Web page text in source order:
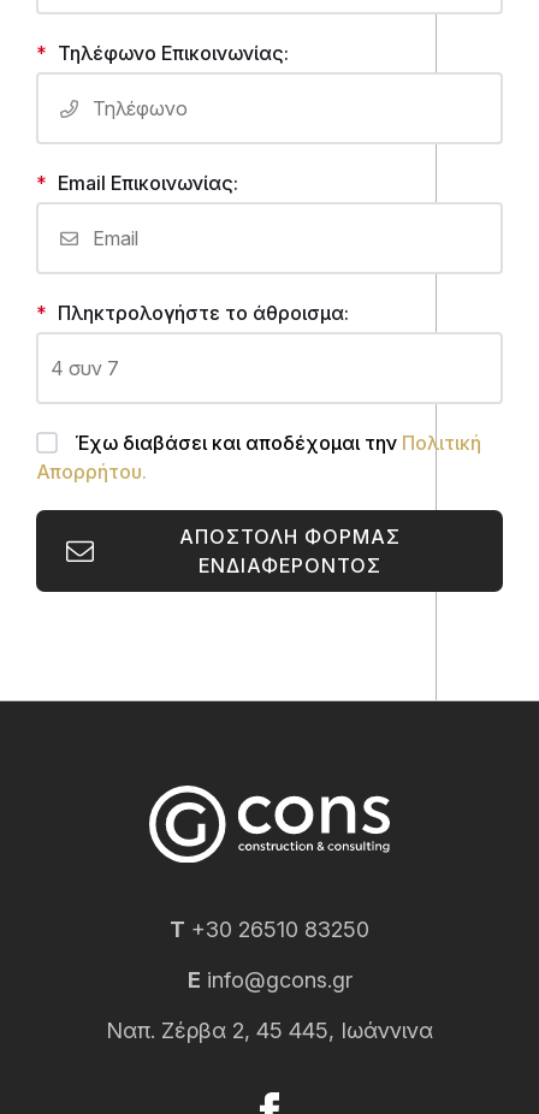
Τηλέφωνο Επικοινωνίας:
Email Επικοινωνίας:
Πληκτρολογήστε το άθροισμα:
Έχω διαβάσει και αποδέχομαι την Πολιτική
Απορρήτου.
ΑΠΟΣΤΟΛΗ ΦΟΡΜΑΣ
ΕΝΔΙΑΦΕΡΟΝΤΟΣ
T +30 26510 83250
E info@gcons.gr
Ναπ. Ζέρβα 2, 45 445, Ιωάννινα